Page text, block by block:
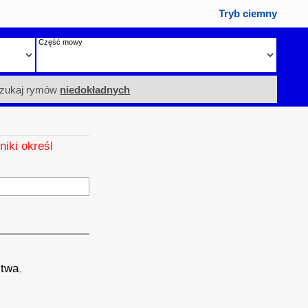
Tryb ciemny
Część mowy
rymów niedokładnych
określ
,